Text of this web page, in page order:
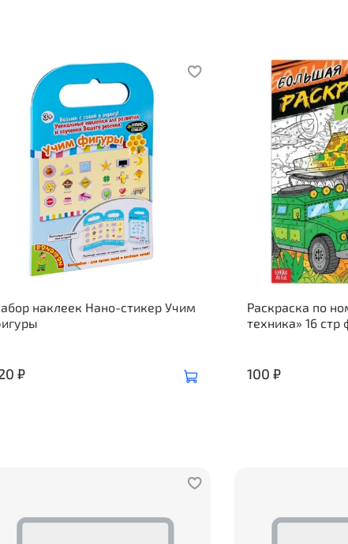
наклеек Нано-стикер Учим
₽
Раскраска по
техника» 16
100 ₽